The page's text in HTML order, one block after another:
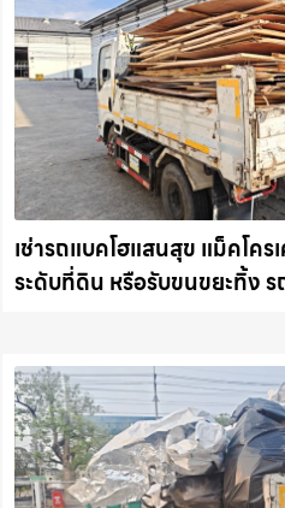
เช่ารถแบคโฮแสนสุข แม็คโค
ระดับที่ดิน หรือรับขนขยะทิ้ง